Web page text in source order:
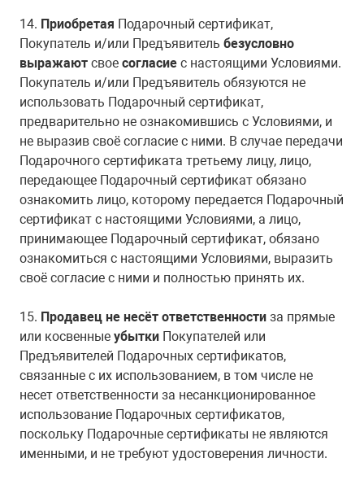
14. Приобретая Подарочный сертификат,
Покупатель и/или Предъявитель безусловно
выражают свое согласие с настоящими Условиями.
Покупатель и/или Предъявитель обязуются не
использовать Подарочный сертификат,
предварительно не ознакомившись с Условиями, и
не выразив своё согласие с ними. В случае передачи
Подарочного сертификата третьему лицу, лицо,
передающее Подарочный сертификат обязано
ознакомить лицо, которому передается Подарочный
сертификат с настоящими Условиями, а лицо,
принимающее Подарочный сертификат, обязано
ознакомиться с настоящими Условиями, выразить
своё согласие с ними и полностью принять их.
15. Продавец не несёт ответственности за прямые
или косвенные убытки Покупателей или
Предъявителей Подарочных сертификатов,
связанные с их использованием, в том числе не
несет ответственности за несанкционированное
использование Подарочных сертификатов,
поскольку Подарочные сертификаты не являются
именными, и не требуют удостоверения личности.